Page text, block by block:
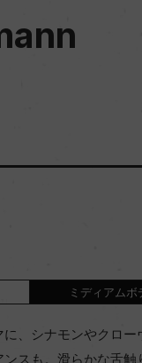
ミディアムボ
、シナモンやクロ
スも。滑らかな舌